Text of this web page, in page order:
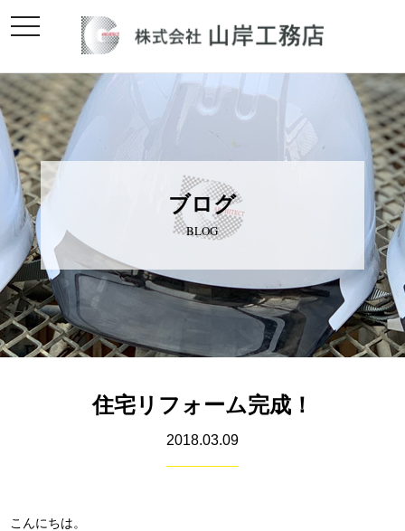
toggle
navigation
ブログ
BLOG
住宅リフォーム完成！
2018.03.09
こんにちは。